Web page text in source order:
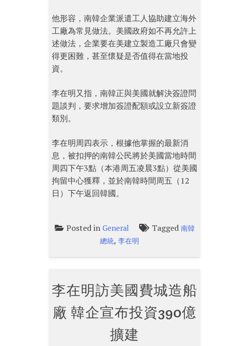
他形容，南韓企業派遣工人協助建立海外
工廠為常見做法。美國政府如不再允許上
述做法，企業要在美建立製造工廠只會變
得更困難，甚至懷疑是否值得在當地投
資。
李在明又指，南韓正與美國就解決簽證問
題談判​​，要求增加簽證配額或設立新簽證
類別。
李在明周四表示，根據他掌握的最新消
息，被扣押的南韓公民將於美國當地時間
周四下午3點（本港周五凌晨3點）從美國
拘留中心獲釋，並於南韓時間周五（12
日）下午返回韓國。
Posted in General Tagged 南韓
總統,李在明
李在明訪美國費城造船
廠 韓企宣布投資390億
擴建